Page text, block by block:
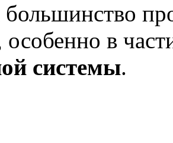
особенно в
системы.